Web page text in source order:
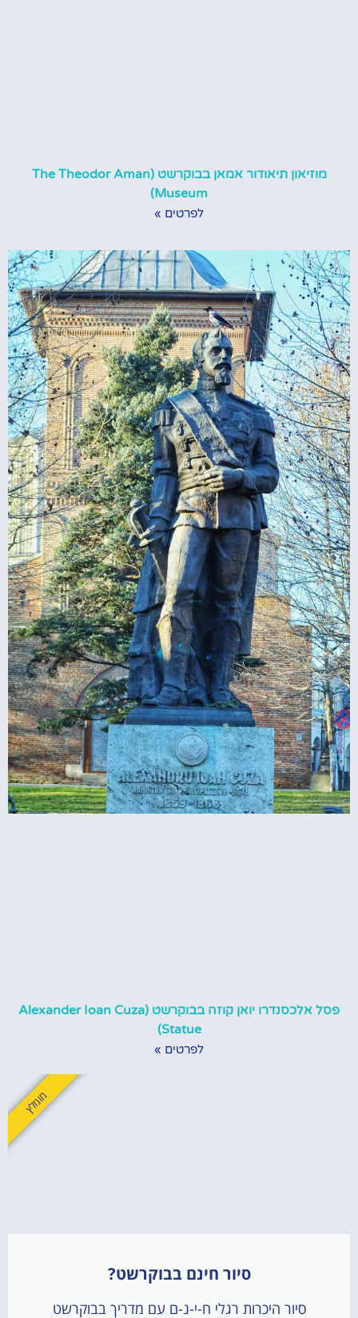
מוזיאון תיאודור אמאן בבוקרשט (The Theodor Aman
Museum)
לפרטים »
פסל אלכסנדרו יואן קוזה בבוקרשט (Alexander Ioan Cuza
Statue)
לפרטים »
סיור חינם בבוקרשט?
סיור היכרות רגלי ח-י-נ-ם עם מדריך בבוקרשט
מומלץ